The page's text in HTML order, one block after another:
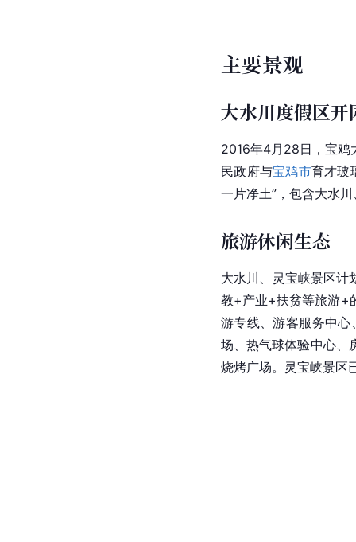
主要景观
大水川度假区开
2016年4月28日，宝鸡
民政府与宝鸡市育才玻
一片净土”，包含大水
旅游休闲生态
大水川、灵宝峡景区
教+产业+扶贫等旅游+
游专线、游客服务中
场、热气球体验中心、
烧烤广场。灵宝峡景区